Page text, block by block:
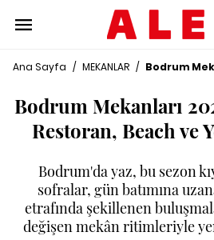
Ana Sayfa / MEKANLAR / Bodrum
Bodrum Mekanları
Restoran, Beach ve
Bodrum'da yaz, bu sezon
sofralar, gün batımına
etrafında şekillenen
değişen mekân ritimleriyle